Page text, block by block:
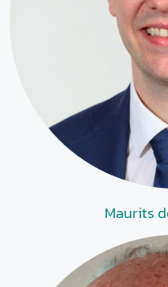
Maurits